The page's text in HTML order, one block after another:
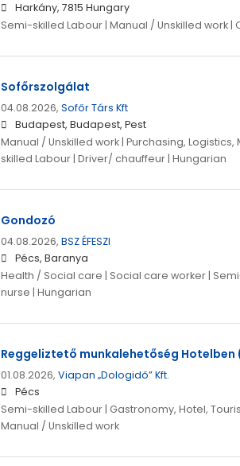
Harkány, 7815 Hungary
Semi-skilled Labour | Manual / Unskilled work |
Sofőrszolgálat
04.08.2026, Sofőr Társ Kft
Budapest, Budapest, Pest
Manual / Unskilled work | Purchasing,
skilled Labour | Driver/ chauffeur | Hungarian
Gondozó
04.08.2026, BSZ ÉFESZI
Pécs, Baranya
Health / Social care | Social care worker |
nurse | Hungarian
Reggeliztető munkalehetőség Hotelben
01.08.2026, Viapan „Dologidő” Kft.
Pécs
Semi-skilled Labour | Gastronomy, Hotel,
Manual / Unskilled work